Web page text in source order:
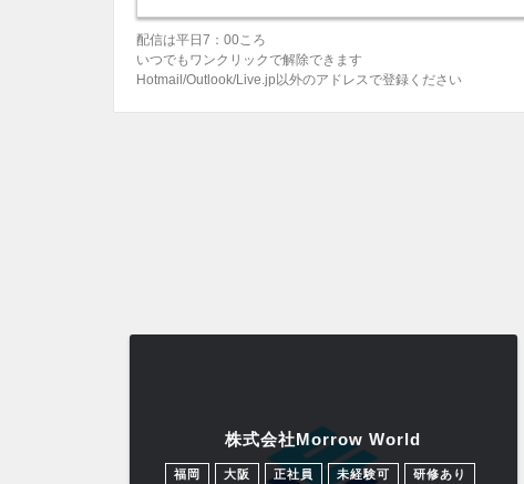
配信は平日7：00ころ
いつでもワンクリックで解除できます
Hotmail/Outlook/Live.jp以外のアドレスで登録ください
株式会社Morrow World
福岡 大阪 正社員 未経験可 研修あり